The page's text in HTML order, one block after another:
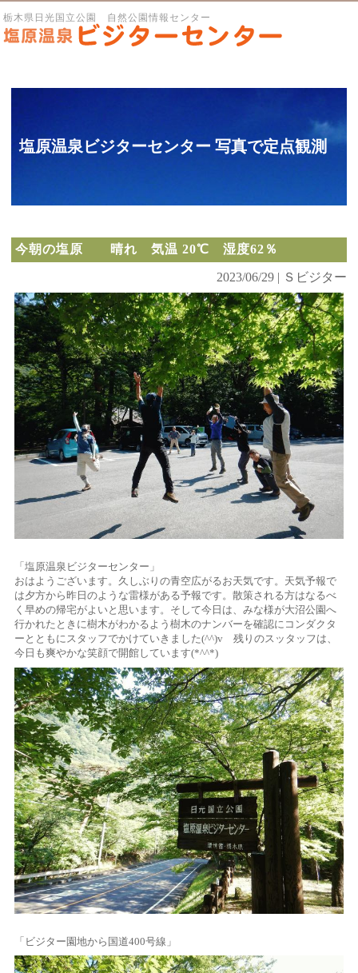
栃木県日光国立公園 自然公園情報センター
塩原温泉ビジターセンター 写真で定点観測
今朝の塩原 晴れ 気温 20℃ 湿度62％
2023/06/29 | Ｓビジター
「塩原温泉ビジターセンター」
おはようございます。久しぶりの青空広がるお天気です。天気予報で
は夕方から昨日のような雷様がある予報です。散策される方はなるべ
く早めの帰宅がよいと思います。そして今日は、みな様が大沼公園へ
行かれたときに樹木がわかるよう樹木のナンバーを確認にコンダクタ
ーとともにスタッフでかけていきました(^^)v 残りのスッタッフは、
今日も爽やかな笑顔で開館しています(*^^*)
「ビジター園地から国道400号線」